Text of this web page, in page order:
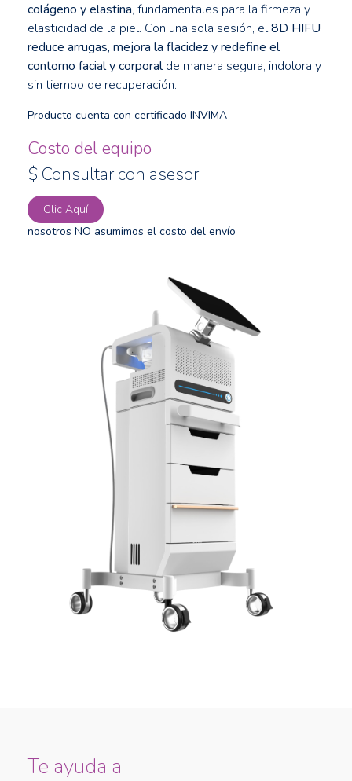
colágeno y elastina, fundamentales para la firmeza y
elasticidad de la piel. Con una sola sesión, el8D HIFU
reduce arrugas, mejora la flacidez y redefine el
contorno facial y corporalde manera segura, indolora y
sin tiempo de recuperación.
Producto cuenta con certificado INVIMA
Costo del equipo
$ Consultar con asesor
Clic Aquí
nosotros NO asumimos el costo del envío
Te ayuda a